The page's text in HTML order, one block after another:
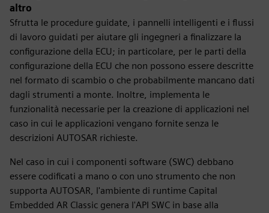
altro
Sfrutta le procedure guidate, i pannelli intelligenti e i flussi
di lavoro guidati per aiutare gli ingegneri a finalizzare la
configurazione della ECU; in particolare, per le parti della
configurazione della ECU che non possono essere descritte
nel formato di scambio o che probabilmente mancano dati
dagli strumenti a monte. Inoltre, implementa le
funzionalità necessarie per la creazione di applicazioni nel
caso in cui le applicazioni vengano fornite senza le
descrizioni AUTOSAR richieste.
Nel caso in cui i componenti software (SWC) debbano
essere codificati a mano o con uno strumento che non
supporta AUTOSAR, l'ambiente di runtime Capital
Embedded AR Classic genera l'API SWC in base alla